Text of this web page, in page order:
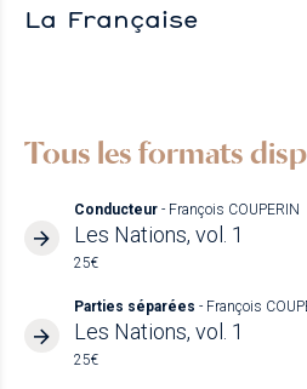
La Française
Tous les formats
Conducteur - François COUPERIN
Les Nations, vol. 1
25€
Parties séparées - François
Les Nations, vol. 1
25€